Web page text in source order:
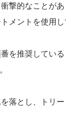
撃的なことがあ
メントを使用し
を推奨してい
落とし、トリ